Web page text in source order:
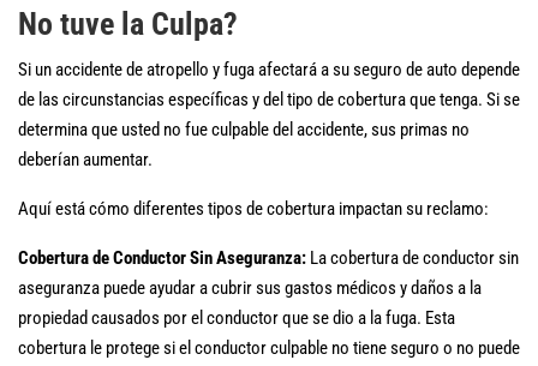
No tuve la Culpa?
Si un accidente de atropello y fuga afectará a su seguro de auto depende
de las circunstancias específicas y del tipo de cobertura que tenga. Si se
determina que usted no fue culpable del accidente, sus primas no
deberían aumentar.
Aquí está cómo diferentes tipos de cobertura impactan su reclamo:
Cobertura de Conductor Sin Aseguranza: La cobertura de conductor sin
aseguranza puede ayudar a cubrir sus gastos médicos y daños a la
propiedad causados por el conductor que se dio a la fuga. Esta
cobertura le protege si el conductor culpable no tiene seguro o no puede